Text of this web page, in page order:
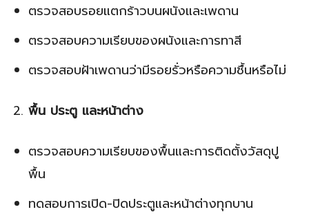
ตรวจสอบรอยแตกร้าวบนผนังและเพดาน
ตรวจสอบความเรียบของผนังและการทาสี
ตรวจสอบฝ้าเพดานว่ามีรอยรั่วหรือความชื้นหรือไม่
พื้น ประตู และหน้าต่าง
ตรวจสอบความเรียบของพื้นและการติดตั้งวัสดุปู
พื้น
ทดสอบการเปิด-ปิดประตูและหน้าต่างทุกบาน